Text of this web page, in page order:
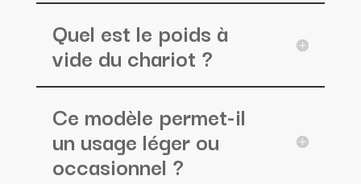
Quel est le poids à
vide du chariot ?
Ce modèle permet-il
un usage léger ou
occasionnel ?